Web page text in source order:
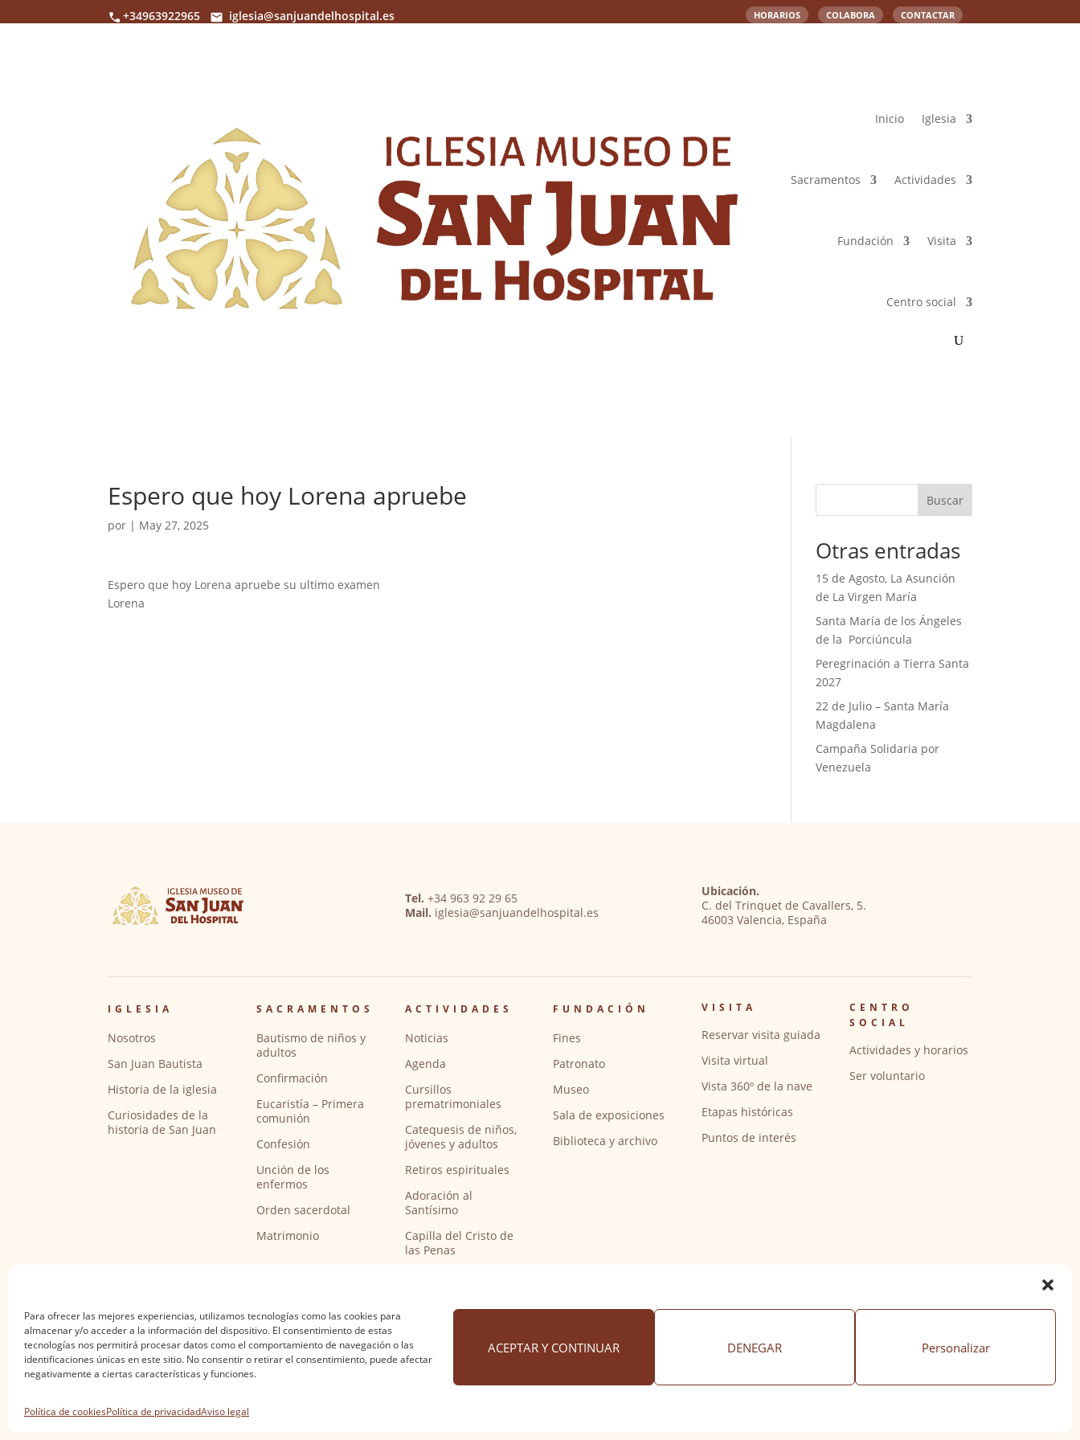
Para ofrecer las mejores experiencias, utilizamos tecnologías como las cookies para
almacenar y/o acceder a la información del dispositivo. El consentimiento de estas
tecnologías nos permitirá procesar datos como el comportamiento de navegación o las
identificaciones únicas en este sitio. No consentir o retirar el consentimiento, puede afectar
negativamente a ciertas características y funciones.
ACEPTAR Y CONTINUAR DENEGAR Personalizar
Política de cookiesPolítica de privacidadAviso legal
+34963922965 iglesia@sanjuandelhospital.es HORARIOS COLABORA CONTACTAR
Inicio Iglesia
Sacramentos Actividades
Fundación Visita
Centro social
Espero que hoy Lorena apruebe
por | May 27, 2025
Espero que hoy Lorena apruebe su ultimo examen
Lorena
Buscar
Otras entradas
15 de Agosto, La Asunción
de La Virgen María
Santa María de los Ángeles
de la Porciúncula
Peregrinación a Tierra Santa
2027
22 de Julio – Santa María
Magdalena
Campaña Solidaria por
Venezuela
Tel. +34 963 92 29 65
Mail. iglesia@sanjuandelhospital.es
Ubicación.
C. del Trinquet de Cavallers, 5.
46003 Valencia, España
IGLESIA
Nosotros
San Juan Bautista
Historia de la iglesia
Curiosidades de la
historia de San Juan
SACRAMENTOS
Bautismo de niños y
adultos
Confirmación
Eucaristía – Primera
comunión
Confesión
Unción de los
enfermos
Orden sacerdotal
Matrimonio
ACTIVIDADES
Noticias
Agenda
Cursillos
prematrimoniales
Catequesis de niños,
jóvenes y adultos
Retiros espirituales
Adoración al
Santísimo
Capilla del Cristo de
las Penas
peregrinos del
FUNDACIÓN
Fines
Patronato
Museo
Sala de exposiciones
Biblioteca y archivo
VISITA
Reservar visita guiada
Visita virtual
Vista 360º de la nave
Etapas históricas
Puntos de interés
CENTRO
SOCIAL
Actividades y horarios
Ser voluntario
Aviso legal· Política de privacidad